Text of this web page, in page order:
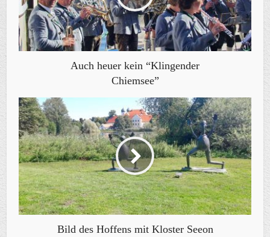
Auch heuer kein “Klingender
Chiemsee”
Bild des Hoffens mit Kloster Seeon